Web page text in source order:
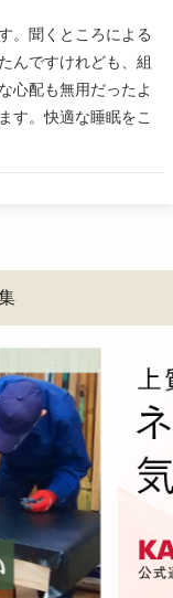
。聞くところによる
んですけれども、組
心配も無用だったよ
す。快適な睡眠をこ